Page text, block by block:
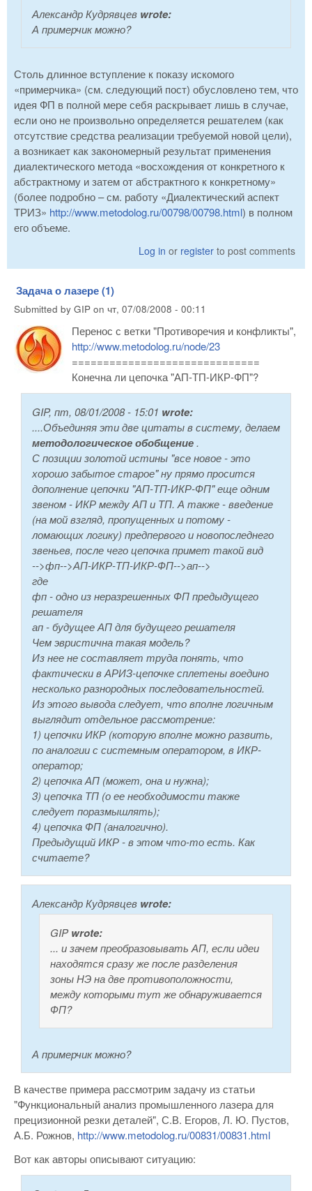
Александр Кудрявцев wrote:
А примерчик можно?
Столь длинное вступление к показу искомого
«примерчика» (см. следующий пост) обусловлено тем, что
идея ФП в полной мере себя раскрывает лишь в случае,
если оно не произвольно определяется решателем (как
отсутствие средства реализации требуемой новой цели),
а возникает как закономерный результат применения
диалектического метода «восхождения от конкретного к
абстрактному и затем от абстрактного к конкретному»
(более подробно – см. работу «Диалектический аспект
ТРИЗ» http://www.metodolog.ru/00798/00798.html) в полном
его объеме.
Log in or register to post comments
Задача о лазере (1)
Submitted by GIP on чт, 07/08/2008 - 00:11
Перенос с ветки "Противоречия и конфликты",
http://www.metodolog.ru/node/23
==============================
Конечна ли цепочка "АП-ТП-ИКР-ФП"?
GIP, пт, 08/01/2008 - 15:01 wrote:
....Объединяя эти две цитаты в систему, делаем
методологическое обобщение.
С позиции золотой истины "все новое - это
хорошо забытое старое" ну прямо просится
дополнение цепочки "АП-ТП-ИКР-ФП" еще одним
звеном - ИКР между АП и ТП. А также - введение
(на мой взгляд, пропущенных и потому -
ломающих логику) предпервого и новопоследнего
звеньев, после чего цепочка примет такой вид
-->фп-->АП-ИКР-ТП-ИКР-ФП-->ап-->
где
фп - одно из неразрешенных ФП предыдущего
решателя
ап - будущее АП для будущего решателя
Чем эвристична такая модель?
Из нее не составляет труда понять, что
фактически в АРИЗ-цепочке сплетены воедино
несколько разнородных последовательностей.
Из этого вывода следует, что вполне логичным
выглядит отдельное рассмотрение:
1) цепочки ИКР (которую вполне можно развить,
по аналогии с системным оператором, в ИКР-
оператор;
2) цепочка АП (может, она и нужна);
3) цепочка ТП (о ее необходимости также
следует поразмышлять);
4) цепочка ФП (аналогично).
Предыдущий ИКР - в этом что-то есть. Как
считаете?
Александр Кудрявцев wrote:
GIPwrote:
... и зачем преобразовывать АП, если идеи
находятся сразу же после разделения
зоны НЭ на две противоположности,
между которыми тут же обнаруживается
ФП?
А примерчик можно?
В качестве примера рассмотрим задачу из статьи
"Функциональный анализ промышленного лазера для
прецизионной резки деталей", С.В. Егоров, Л. Ю. Пустов,
А.Б. Рожнов, http://www.metodolog.ru/00831/00831.html
Вот как авторы описывают ситуацию: